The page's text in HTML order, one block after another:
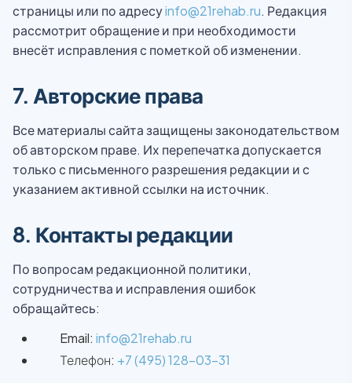
страницы или по адресуinfo@21rehab.ru. Редакция
рассмотрит обращение и при необходимости
внесёт исправления с пометкой об изменении.
7. Авторские права
Все материалы сайта защищены законодательством
об авторском праве. Их перепечатка допускается
только с письменного разрешения редакции и с
указанием активной ссылки на источник.
8. Контакты редакции
По вопросам редакционной политики,
сотрудничества и исправления ошибок
обращайтесь:
Email: info@21rehab.ru
Телефон: +7 (495) 128-03-31